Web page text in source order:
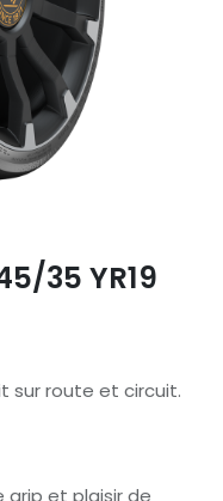
35 YR19
sur route et circuit.
grip et plaisir de